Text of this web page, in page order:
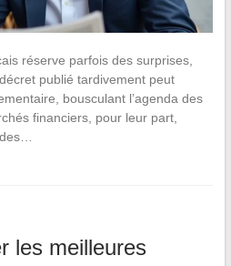
réserve parfois des surprises,
publié tardivement peut
bousculant l’agenda des
financiers, pour leur part,
les meilleures